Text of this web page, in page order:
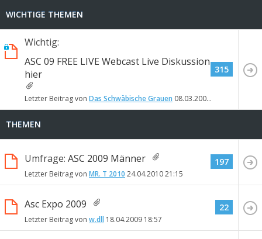
WICHTIGE THEMEN
Wichtig:
ASC 09 FREE LIVE Webcast Live Diskussion
hier
Letzter Beitrag von Das Schwäbische Grauen 08.03.2009
315
THEMEN
Umfrage: ASC 2009 Männer
Letzter Beitrag von MR. T 2010 24.04.201021:15
197
Asc Expo 2009
Letzter Beitrag von w.dll 18.04.2009 18:57
22